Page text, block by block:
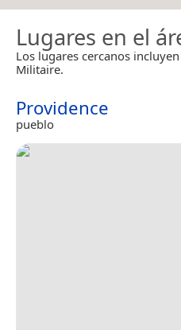
Lugares en el
Los lugares cercanos
Militaire.
Providence
pueblo